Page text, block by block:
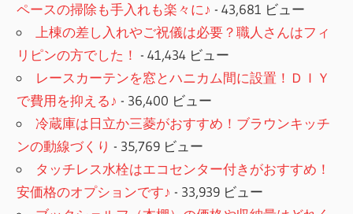
ペースの掃除も手入れも楽々に♪ - 43,681 ビュー
上棟の差し入れやご祝儀は必要？職人さんはフィ
リピンの方でした！ - 41,434 ビュー
レースカーテンを窓とハニカム間に設置！ＤＩＹ
で費用を抑える♪ - 36,400 ビュー
冷蔵庫は日立か三菱がおすすめ！ブラウンキッチ
ンの動線づくり - 35,769 ビュー
タッチレス水栓はエコセンター付きがおすすめ！
安価格のオプションです♪ - 33,939 ビュー